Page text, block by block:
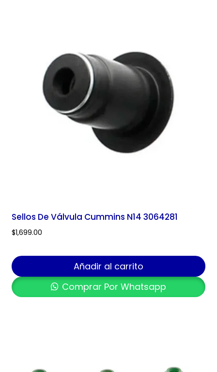
Sellos De Válvula Cummins N14 3064281
$1,699.00
Añadir al carrito
Comprar Por Whatsapp